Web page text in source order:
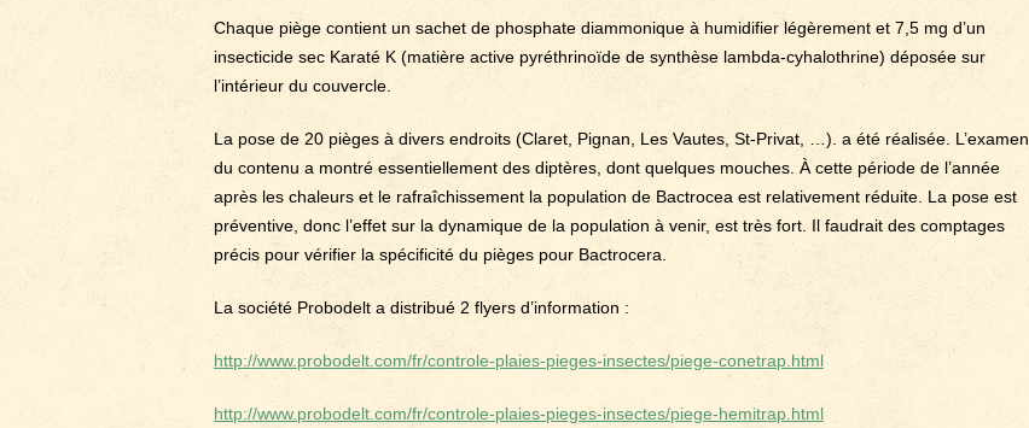
Chaque piège contient un sachet de phosphate diammonique à humidifier légèrement et 7,5 mg d’un
insecticide sec Karaté K (matière active pyréthrinoïde de synthèse lambda-cyhalothrine) déposée sur
l’intérieur du couvercle.
La pose de 20 pièges à divers endroits (Claret, Pignan, Les Vautes, St-Privat, …). a été réalisée. L’examen
du contenu a montré essentiellement des diptères, dont quelques mouches. À cette période de l’année
après les chaleurs et le rafraîchissement la population de Bactrocea est relativement réduite. La pose est
préventive, donc l’effet sur la dynamique de la population à venir, est très fort. Il faudrait des comptages
précis pour vérifier la spécificité du pièges pour Bactrocera.
La société Probodelt a distribué 2 flyers d’information :
http://www.probodelt.com/fr/controle-plaies-pieges-insectes/piege-conetrap.html
http://www.probodelt.com/fr/controle-plaies-pieges-insectes/piege-hemitrap.html